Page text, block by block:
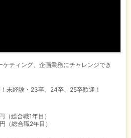
ケティング、企画業務にチャレンジでき
未経験・23卒、24卒、25卒歓迎！
（総合職1年目）
（総合職2年目）